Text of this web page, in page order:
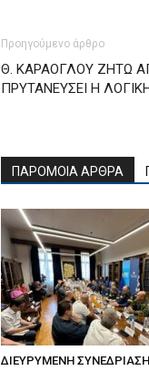
Προηγούμενο άρθρο
Θ. ΚΑΡΑΟΓΛΟΥ ΖΗΤΩ
ΠΡΥΤΑΝΕΥΣΕΙ Η
ΠΑΡΟΜΟΙΑ ΑΡΘΡΑ
ΔΙΕΥΡΥΜΕΝΗ ΣΥΝΕΔΡΙΑΣΗ